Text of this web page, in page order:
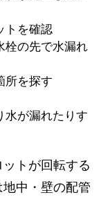
トを確認
栓の先で水漏れ
所を探す
水が漏れたりす
トが回転する
中・壁の配管